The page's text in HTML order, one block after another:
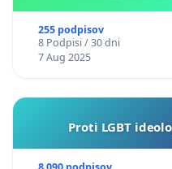
255 podpisov
8 Podpisi / 30 dni
7 Aug 2025
Proti LGBT